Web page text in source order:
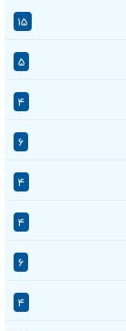
۱۵
۵
۴
۶
۴
۴
۶
۴